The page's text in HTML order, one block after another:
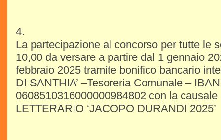
4.
La partecipazione al concorso per tutte le
10,00 da versare a partire dal 1 gennaio
febbraio 2025 tramite bonifico bancario
DI SANTHIA’ –Tesoreria Comunale –
0608510316000000984802 con la
LETTERARIO ‘JACOPO DURANDI 2025’